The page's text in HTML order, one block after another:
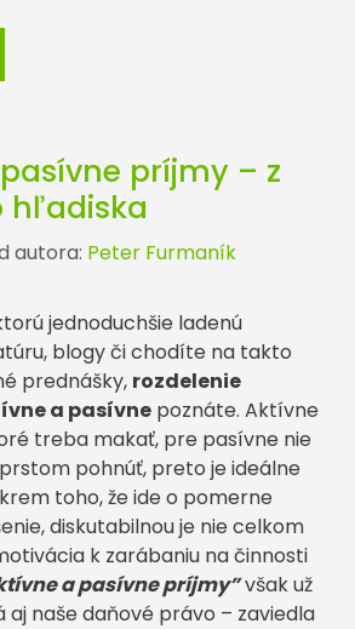
príjmy – z
hľadiska
autora: Peter Furmaník
jednoduchšie ladenú
blogy či chodíte na takto
prednášky, rozdelenie
a pasívne poznáte. Aktívne
treba makať, pre pasívne nie
pohnúť, preto je ideálne
toho, že ide o pomerne
diskutabilnou je nie celkom
k zarábaniu na činnosti
a pasívne príjmy”však už
aj naše daňové právo – zaviedla